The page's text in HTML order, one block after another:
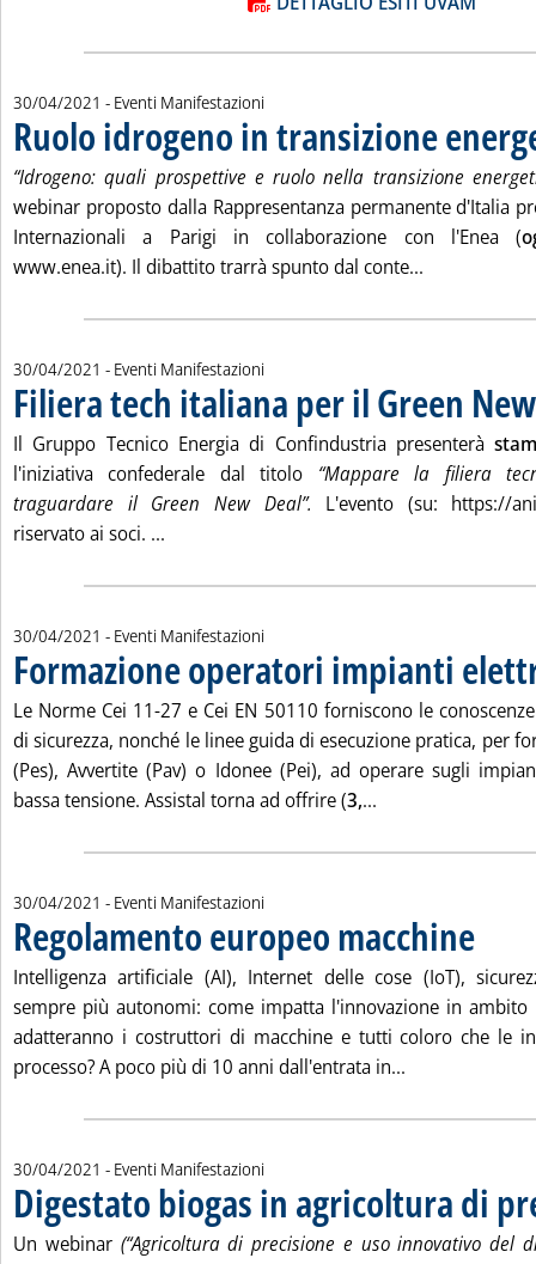
30/04/2021 - Eventi Manifestazioni
Ruolo idrogeno in transizione
. Pubblicata venerdì 30 aprile 2021 alle 10.29.
“Idrogeno: quali prospettive e ruolo nella transizione
webinar proposto dalla Rappresentanza permanente d'Italia
Internazionali a Parigi in collaborazione con l'Enea (
www.enea.it). Il dibattito trarrà spunto dal conte...
30/04/2021 - Eventi Manifestazioni
Filiera tech italiana per il Green
. Pubblicata venerdì 30 aprile 2021 alle 10.29.
Il Gruppo Tecnico Energia di Confindustria presenterà
l'iniziativa confederale dal titolo “Mappare la filiera
traguardare il Green New Deal”. L'evento (su: https://
riservato ai soci. ...
30/04/2021 - Eventi Manifestazioni
Formazione operatori impianti
. Pubblicata venerdì 30 aprile 2021 alle 10.28.
Le Norme Cei 11-27 e Cei EN 50110 forniscono le
di sicurezza, nonché le linee guida di esecuzione pratica, per
(Pes), Avvertite (Pav) o Idonee (Pei), ad operare sugli
bassa tensione. Assistal torna ad offrire (3,...
30/04/2021 - Eventi Manifestazioni
Regolamento europeo macchine
. Pubblicata venerdì 30 aprile 2021 alle 10.28.
Intelligenza artificiale (AI), Internet delle cose (IoT),
sempre più autonomi: come impatta l'innovazione in ambito
adatteranno i costruttori di macchine e tutti coloro che le
processo? A poco più di 10 anni dall'entrata in...
30/04/2021 - Eventi Manifestazioni
Digestato biogas in agricoltura di
. Pubblicata venerdì 30 aprile 2021 alle 10.28.
Un webinar (“Agricoltura di precisione e uso innovativo del